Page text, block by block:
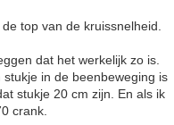
top van de kruissnelheid.
dat het werkelijk zo is.
in de beenbeweging is
stukje 20 cm zijn. En als ik
crank.